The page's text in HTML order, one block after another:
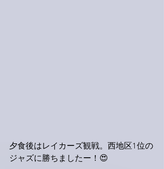
夕食後はレイカーズ観戦。西地区1位の
ジャズに勝ちましたー！😍